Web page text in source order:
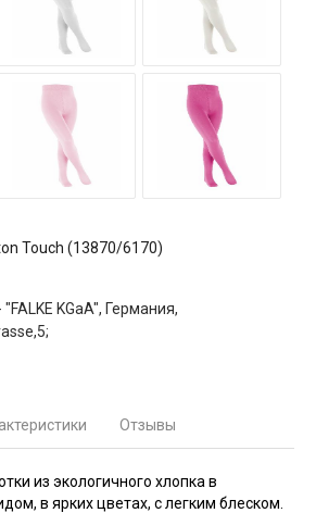
Touch (13870/6170)
"FALKE KGaA", Германия,
Отзывы
из экологичного хлопка в
в ярких цветах, с легким блеском.